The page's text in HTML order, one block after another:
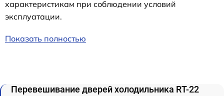
характеристикам при соблюдении условий
эксплуатации.
Показать полностью
Перевешивание дверей холодильника RT-22